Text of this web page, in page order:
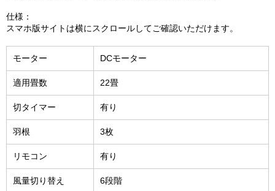
仕様：
スマホ版サイトは横にスクロールしてご確認いただけます。
モーター DCモーター
適用畳数 22畳
切タイマー 有り
羽根 3枚
リモコン 有り
風量切り替え 6段階